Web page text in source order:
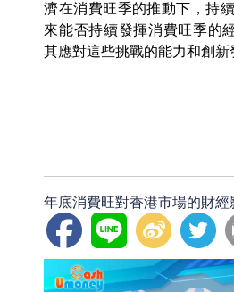
濟在消費旺季的推動下，持
來能否持續發揮消費旺季的
其應對這些挑戰的能力和創新
年底消費旺對香港市場的財經